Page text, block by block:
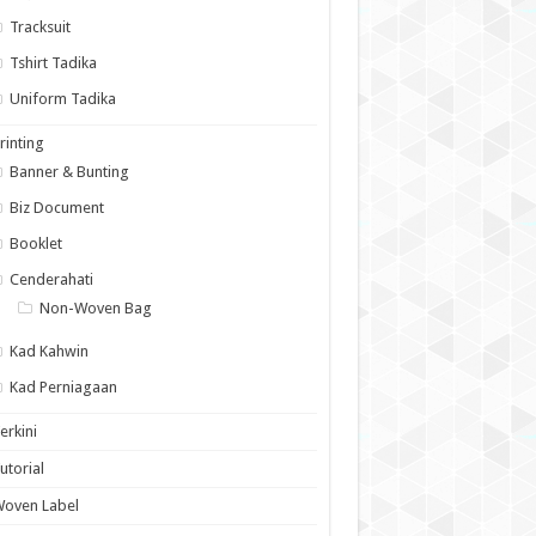
Tracksuit
Tshirt Tadika
Uniform Tadika
Banner & Bunting
Biz Document
Booklet
Cenderahati
Non-Woven Bag
Kad Kahwin
Kad Perniagaan
Label